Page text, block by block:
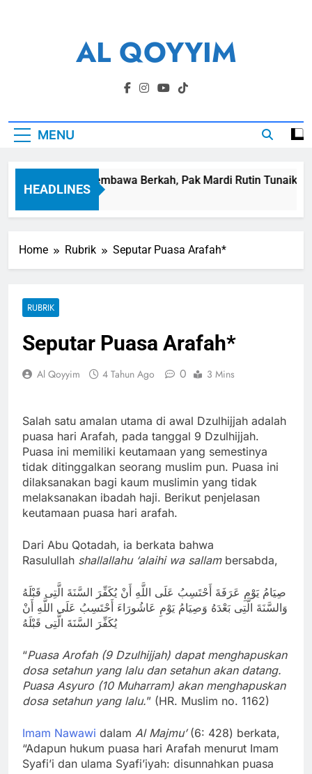
AL QOYYIM
Yayasan Al Qoyyim Sukoharjo
MENU
HEADLINES
Panen Membawa Berkah, Pak Mardi Rutin Tunaikan
7 Hari Ago
Home Rubrik Seputar Puasa Arafah*
RUBRIK
Seputar Puasa Arafah*
Al Qoyyim 4 Tahun Ago 0 3 Mins
Salah satu amalan utama di awal Dzulhijjah adalah
puasa hari Arafah, pada tanggal 9 Dzulhijjah.
Puasa ini memiliki keutamaan yang semestinya
tidak ditinggalkan seorang muslim pun. Puasa ini
dilaksanakan bagi kaum muslimin yang tidak
melaksanakan ibadah haji. Berikut penjelasan
keutamaan puasa hari arafah.
Dari Abu Qotadah, ia berkata bahwa
Rasulullah shallallahu ‘alaihi wa sallam bersabda,
صِيَامُ يَوْمِ عَرَفَةَ أَحْتَسِبُ عَلَى اللَّهِ أَنْ يُكَفِّرَ السَّنَةَ الَّتِى قَبْلَهُ
وَالسَّنَةَ الَّتِى بَعْدَهُ وَصِيَامُ يَوْمِ عَاشُورَاءَ أَحْتَسِبُ عَلَى اللَّهِ أَنْ
يُكَفِّرَ السَّنَةَ الَّتِى قَبْلَهُ
“Puasa Arofah (9 Dzulhijjah) dapat menghapuskan
dosa setahun yang lalu dan setahun akan datang.
Puasa Asyuro (10 Muharram) akan menghapuskan
dosa setahun yang lalu.” (HR. Muslim no. 1162)
Imam Nawawi dalam Al Majmu’(6: 428) berkata,
“Adapun hukum puasa hari Arafah menurut Imam
Syafi’i dan ulama Syafi’iyah: disunnahkan puasa